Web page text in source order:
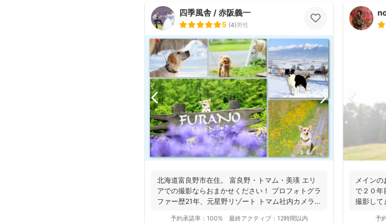
四季風舎 / 赤阪義一
5 (4)男性
北海道富良野市在住。 富良野・トマム・美瑛 エリ
アでの撮影ならおまかせください！ プロフォトグラ
ファー歴21年、元星野リゾート トマム社内カメラ
予約承諾率： 100% 最終アクティブ： 12時間以内
メイン
で２０年
撮影して
予